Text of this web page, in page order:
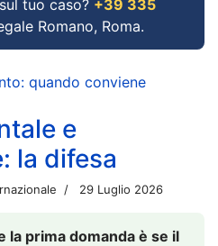
tuo caso? +39 335
Romano, Roma.
quando conviene
e
la difesa
29 Luglio 2026
la prima domanda è se il